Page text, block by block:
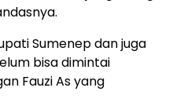
Sumenep dan juga
bisa dimintai
Fauzi As yang